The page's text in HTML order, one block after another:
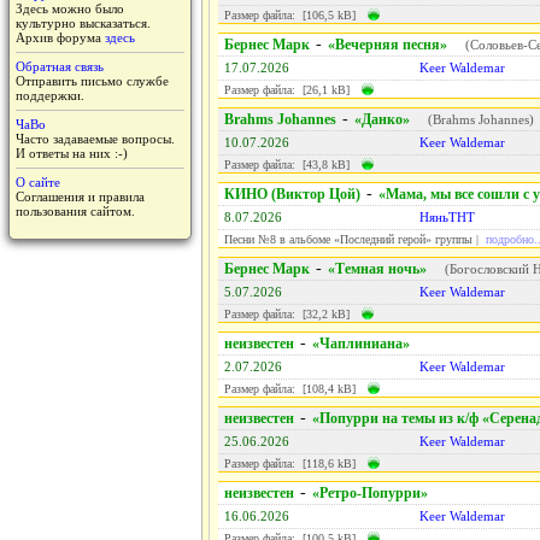
Здесь можно было
культурно высказаться.
Архив форума здесь
Обратная связь
Отправить письмо службе
поддержки.
ЧаВо
Часто задаваемые вопросы.
И ответы на них :-)
О сайте
Соглашения и правила
пользования сайтом.
Размер файла: [106,5 kB]
Бернес Марк - «Вечерняя песня» (Соловьев-
17.07.2026
Keer Waldemar
Размер файла: [26,1 kB]
Brahms Johannes - «Данко» (Brahms Johannes)
10.07.2026
Keer Waldemar
Размер файла: [43,8 kB]
КИНО (Виктор Цой) - «Мама, мы все сошли с
8.07.2026 НяньТНТ
Песни №8 в альбоме «Последний герой» группы |
Бернес Марк - «Темная ночь» (Богословский
5.07.2026
Keer Waldemar
Размер файла: [32,2 kB]
неизвестен - «Чаплиниана»
2.07.2026 Keer Waldemar
Размер файла: [108,4 kB]
неизвестен - «Попурри на темы из к/ф
25.06.2026 Keer Waldemar
Размер файла: [118,6 kB]
неизвестен - «Ретро-Попурри»
16.06.2026 Keer Waldemar